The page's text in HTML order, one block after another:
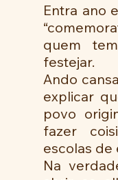
Entra ano
quem
festejar.
Ando
explicar
povo
fazer
escolas de
Na